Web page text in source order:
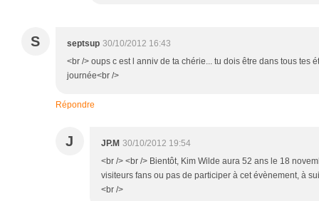
S septsup 30/10/2012 16:43
<br /> oups c est l anniv de ta chérie... tu dois être dans tous tes
journée<br />
Répondre
J JP.M 30/10/2012 19:54
<br /> <br /> Bientôt, Kim Wilde aura 52 ans le 18
visiteurs fans ou pas de participer à cet évènement, à
<br />